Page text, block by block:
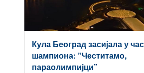
Кула Београд засијала у
шампиона: ”Честитамо,
параолимпијци”